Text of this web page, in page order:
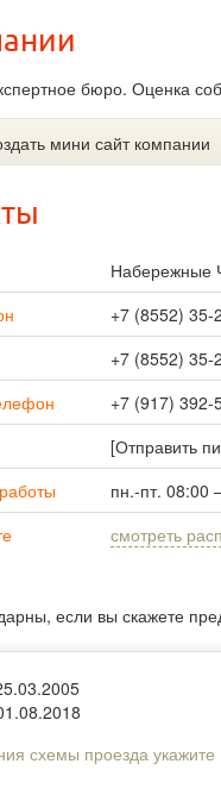
бюро. Оценка
Набережные
+7 (8552) 35-
+7 (8552) 35-
+7 (917) 392-
[Отправить
пн.-пт.
смотреть
если вы скажете
схемы проезда